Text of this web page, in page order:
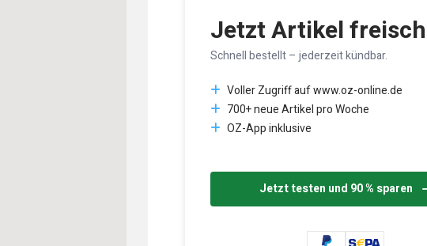
Jetzt Artikel
Schnell bestellt – jederzeit kündbar.
Voller Zugriff auf www.oz-online.de
700+ neue Artikel pro Woche
OZ-App inklusive
Jetzt testen und 90 % sparen